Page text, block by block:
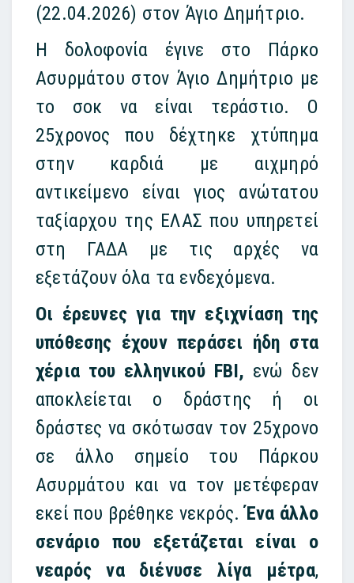
(22.04.2026) στον Άγιο Δημήτριο.
Η δολοφονία έγινε στο Πάρκο
Ασυρμάτου στον Άγιο Δημήτριο με
το σοκ να είναι τεράστιο. Ο
25χρονος που δέχτηκε χτύπημα
στην καρδιά με αιχμηρό
αντικείμενο είναι γιος ανώτατου
ταξίαρχου της ΕΛΑΣ που υπηρετεί
στη ΓΑΔΑ με τις αρχές να
εξετάζουν όλα τα ενδεχόμενα.
Οι έρευνες για την εξιχνίαση της
υπόθεσης έχουν περάσει ήδη στα
χέρια του ελληνικού FBI, ενώ δεν
αποκλείεται ο δράστης ή οι
δράστες να σκότωσαν τον 25χρονο
σε άλλο σημείο του Πάρκου
Ασυρμάτου και να τον μετέφεραν
εκεί που βρέθηκε νεκρός.Ένα άλλο
σενάριο που εξετάζεται είναι ο
νεαρός να διένυσε λίγα μέτρα,